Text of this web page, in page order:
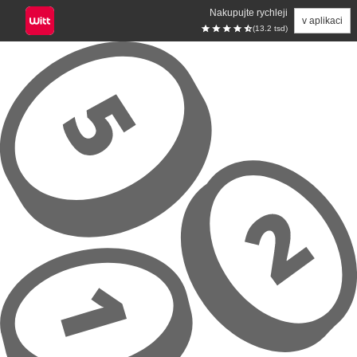
Nakupujte rychleji
(13.2 tsd)
v aplikaci
Přeskočit na hlavní obsah